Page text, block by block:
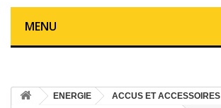
MENU
ENERGIE
ACCUS ET ACCESSOIRES